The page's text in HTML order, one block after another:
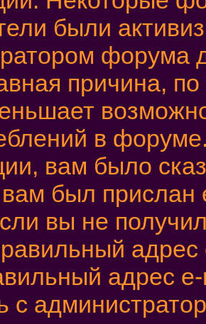
были
форума
причина,
в
вам было
был прислан
вы не
адрес
с